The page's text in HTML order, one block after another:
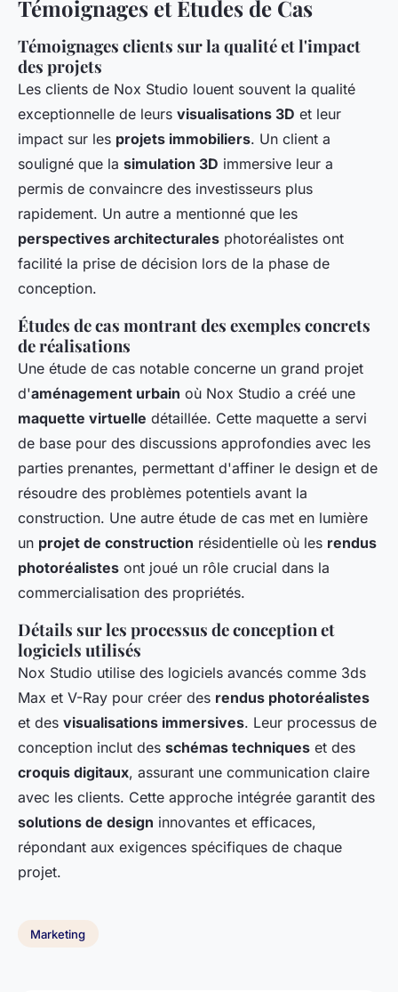
Témoignages et Études de Cas
Témoignages clients sur la qualité et l'impact
des projets
Les clients de Nox Studio louent souvent la qualité
exceptionnelle de leurs visualisations 3D et leur
impact sur les projets immobiliers. Un client a
souligné que la simulation 3D immersive leur a
permis de convaincre des investisseurs plus
rapidement. Un autre a mentionné que les
perspectives architecturales photoréalistes ont
facilité la prise de décision lors de la phase de
conception.
Études de cas montrant des exemples concrets
de réalisations
Une étude de cas notable concerne un grand projet
d'aménagement urbain où Nox Studio a créé une
maquette virtuelle détaillée. Cette maquette a servi
de base pour des discussions approfondies avec les
parties prenantes, permettant d'affiner le design et de
résoudre des problèmes potentiels avant la
construction. Une autre étude de cas met en lumière
un projet de construction résidentielle où les rendus
photoréalistes ont joué un rôle crucial dans la
commercialisation des propriétés.
Détails sur les processus de conception et
logiciels utilisés
Nox Studio utilise des logiciels avancés comme 3ds
Max et V-Ray pour créer des rendus photoréalistes
et des visualisations immersives. Leur processus de
conception inclut des schémas techniques et des
croquis digitaux, assurant une communication claire
avec les clients. Cette approche intégrée garantit des
solutions de design innovantes et efficaces,
répondant aux exigences spécifiques de chaque
projet.
Marketing